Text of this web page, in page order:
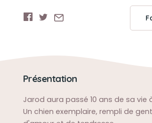
Présentation
Jarod aura passé 10 ans de sa vie
Un chien exemplaire, rempli de